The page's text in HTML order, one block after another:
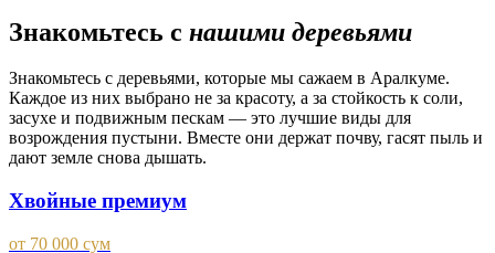
Знакомьтесь с нашими деревьями
Знакомьтесь с деревьями, которые мы сажаем в Аралкуме.
Каждое из них выбрано не за красоту, а за стойкость к соли,
засухе и подвижным пескам — это лучшие виды для
возрождения пустыни. Вместе они держат почву, гасят пыль и
дают земле снова дышать.
Хвойные премиум
от 70 000 сум